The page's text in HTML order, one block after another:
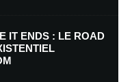
par e-mail.
IT ENDS : LE ROAD